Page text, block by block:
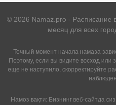
© 2026 Namaz.pro - Расписание
месяц для всех
Точный момент начала намаза
Поэтому, если вы видите восход или
еще не наступило, скорректируйте
Намоз вақти: Бизнинг веб-сайтда